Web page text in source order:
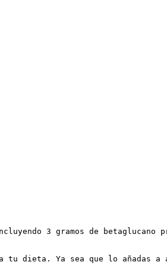
3 gramos de
tu dieta. Ya sea que lo